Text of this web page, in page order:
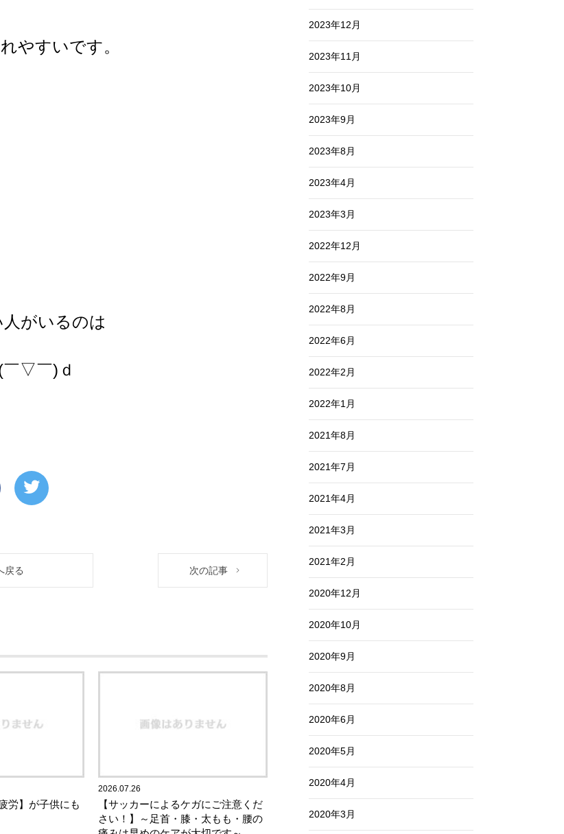
やすいです。
がいるのは
￣▽￣)ｄ
次の記事
戻る
労】が子供にも
2026.07.26
【サッカーによるケガにご注意くだ
さい！】～足首・膝・太もも・腰の
2023年12月
2023年11月
2023年10月
2023年9月
2023年8月
2023年4月
2023年3月
2022年12月
2022年9月
2022年8月
2022年6月
2022年2月
2022年1月
2021年8月
2021年7月
2021年4月
2021年3月
2021年2月
2020年12月
2020年10月
2020年9月
2020年8月
2020年6月
2020年5月
2020年4月
2020年3月